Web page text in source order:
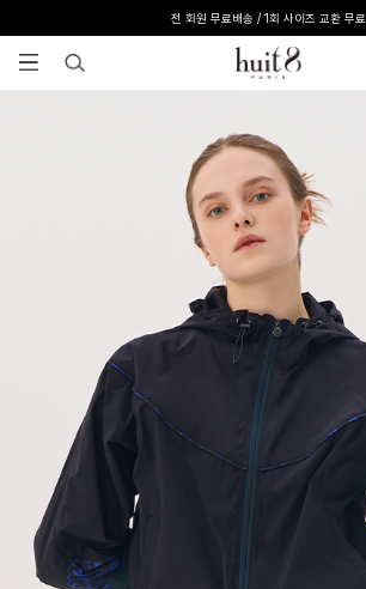
전 회원 무료배송 / 1회 사이즈 교환 무료